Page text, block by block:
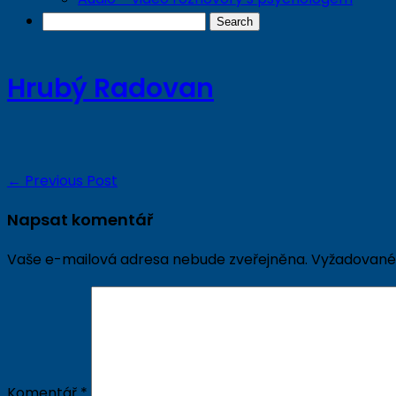
Hrubý Radovan
← Previous Post
Napsat komentář
Vaše e-mailová adresa nebude zveřejněna.